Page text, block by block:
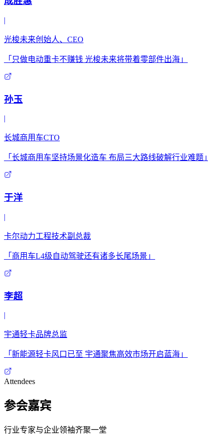
|
光梭未来创始人、CEO
「只做电动重卡不赚钱 光梭未来将带着零部件出海」
孙玉
长城商用车CTO
「长城商用车坚持场景化造车 布局三大路线破解行业难题」
于洋
|
卡尔动力工程技术副总裁
「商用车L4级自动驾驶还有诸多长尾场景」
李超
|
宇通轻卡品牌总监
「新能源轻卡风口已至 宇通聚焦高效市场开启蓝海」
Attendees
参会嘉宾
行业专家与企业领袖齐聚一堂